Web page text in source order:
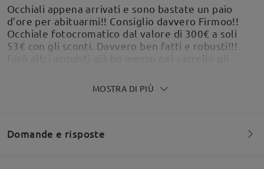
Occhiali appena arrivati e sono bastate un paio
d’ore per abituarmi!! Consiglio davvero Firmoo!!
Occhiale fotocromatico dal valore di 300€ a soli
53€ con gli sconti. Davvero ben fatti e robusti!!!
May 30 , 2026
MOSTRA DI PIÙ
Domande e risposte